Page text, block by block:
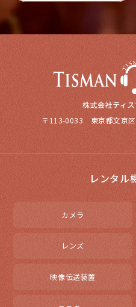
〒113-0033 東京都文京
レンタル
カメラ
レンズ
映像伝送装置